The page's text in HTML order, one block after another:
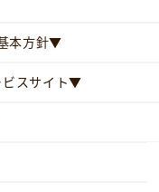
本方針▼
ビスサイト▼